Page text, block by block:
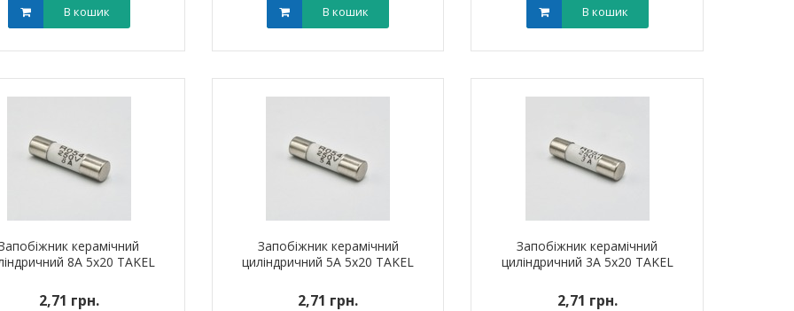
В кошик В кошик В кошик
керамічний
8A 5х20 TAKEL
2,71 грн.
Запобіжник керамічний
циліндричний 5A 5х20 TAKEL
2,71 грн.
Запобіжник керамічний
циліндричний 3A 5х20 TAKEL
2,71 грн.